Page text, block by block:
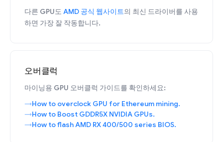
다른 GPU도 AMD 공식 웹사이트의 최신 드라이버를 사용
하면 가장 잘 작동합니다.
오버클럭
마이닝용 GPU 오버클럭 가이드를 확인하세요:
How to overclock GPU for Ethereum mining.
How to Boost GDDR5X NVIDIA GPUs.
How to flash AMD RX 400/500 series BIOS.